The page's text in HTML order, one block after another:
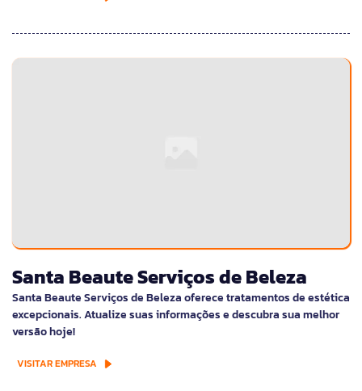
Santa Beaute Serviços de Beleza
Santa Beaute Serviços de Beleza oferece tratamentos de estética
excepcionais. Atualize suas informações e descubra sua melhor
versão hoje!
VISITAR EMPRESA